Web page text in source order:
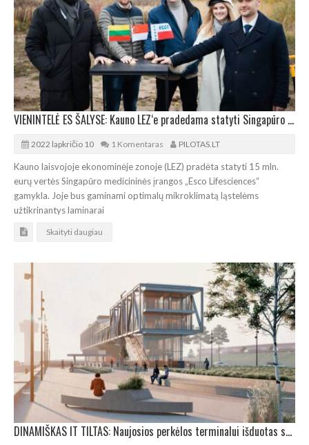
VIENINTELĖ ES ŠALYSE: Kauno LEZ‘e pradedama statyti Singapūro gamykla
2022 lapkričio 10 1 Komentaras PILOTAS.LT
Kauno laisvojoje ekonominėje zonoje (LEZ) pradėta statyti 15 mln.
eurų vertės Singapūro medicininės įrangos „Esco Lifesciences“
gamykla. Joje bus gaminami optimalų mikroklimatą ląstelėms
užtikrinantys laminarai
Skaityti daugiau
DINAMIŠKAS IT TILTAS: Naujosios perkėlos terminalui išduotas statybos leidimas